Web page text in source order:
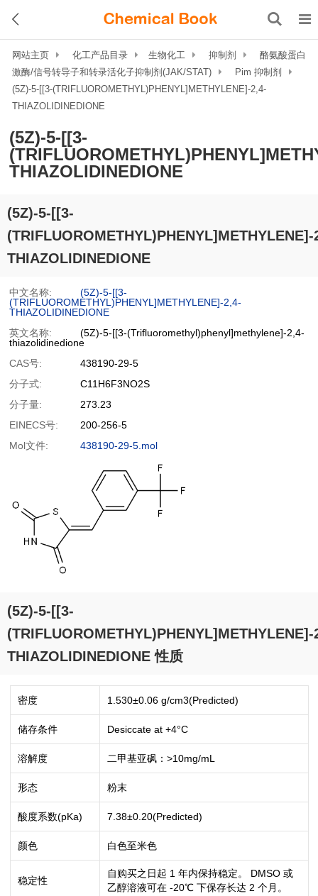
网站主页 化工产品目录 生物化工 抑制剂
酪氨酸蛋白
激酶/信号转导子和转录活化子抑制剂(JAK/STAT)
Pim 抑制剂
(5Z)-5-[[3-(TRIFLUOROMETHYL)PHENYL]METHYLENE]-2,4-
THIAZOLIDINEDIONE
(5Z)-5-[[3-
THIAZOLIDINEDIONE
(5Z)-5-[[3-
(TRIFLUOROMETHYL)PHENYL]METHYLENE]-
THIAZOLIDINEDIONE
中文名称:
(5Z)-5-[[3-
(TRIFLUOROMETHYL)PHENYL]METHYLENE]-2,4-
THIAZOLIDINEDIONE
英文名称:
(5Z)-5-[[3-(Trifluoromethyl)phenyl]methylene]-2,4-
thiazolidinedione
CAS号:
438190-29-5
分子式:
C11H6F3NO2S
分子量:
273.23
EINECS号:
200-256-5
Mol文件:
438190-29-5.mol
(5Z)-5-[[3-
(TRIFLUOROMETHYL)PHENYL]METHYLENE]-
THIAZOLIDINEDIONE 性质
密度 1.530±0.06 g/cm3(Predicted)
储存条件 Desiccate at +4°C
溶解度 二甲基亚砜：>10mg/mL
形态 粉末
酸度系数(pKa) 7.38±0.20(Predicted)
颜色 白色至米色
稳定性
自购买之日起 1 年内保持稳定。 DMSO 或
乙醇溶液可在 -20℃ 下保存长达 2 个月。